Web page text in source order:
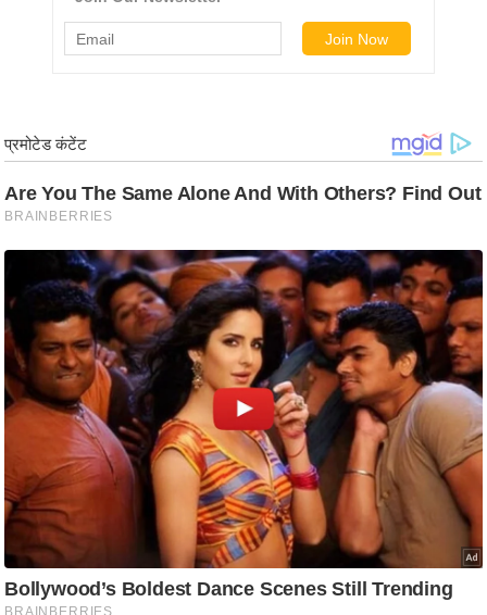
हॉ
ली
वु
ड
फि
स
मी
क्षा
e
a
k
i
n